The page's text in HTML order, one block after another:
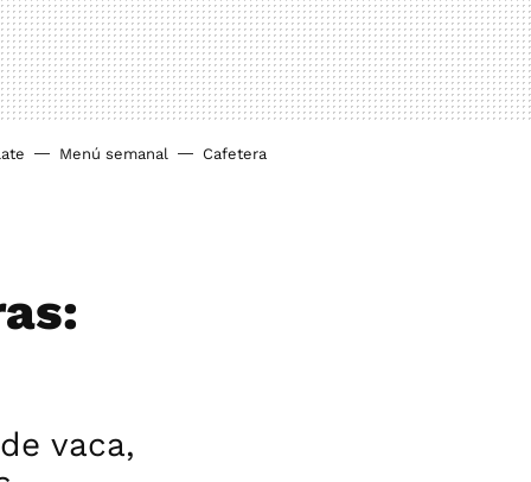
Menú semanal Cafetera
vaca,